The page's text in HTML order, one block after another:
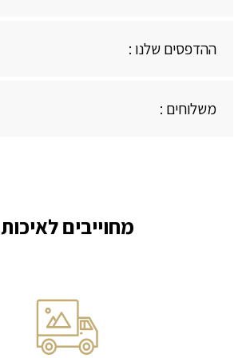
ההדפסים שלנו :
משלוחים :
מחוייבים לאיכות